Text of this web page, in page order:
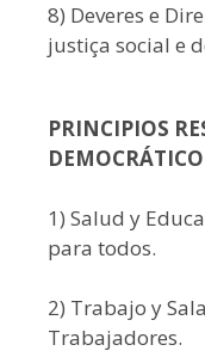
8) Deveres e
justiça social e
PRINCIPIOS
DEMOCRÁTICO
1) Salud y
para todos.
2) Trabajo y
Trabajadores.